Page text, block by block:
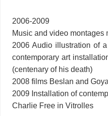
2006-2009
Music and video montages
2006 Audio illustration of
contemporary art
(centenary of his death)
2008 films Beslan and Goya
2009 Installation of
Charlie Free in Vitrolles